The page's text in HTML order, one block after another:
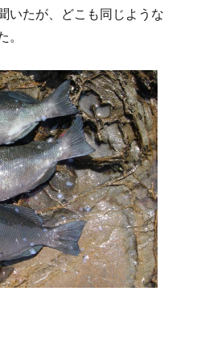
いたが、どこも同じような